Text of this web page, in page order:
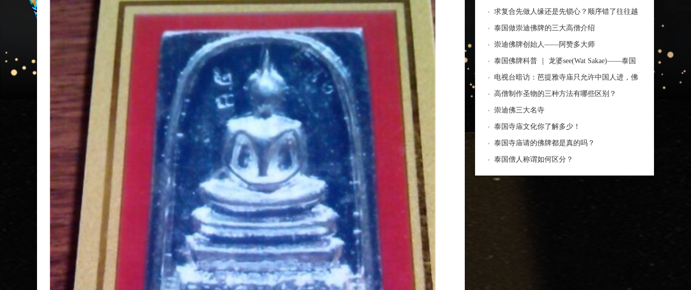
求复合先做人缘还是先锁心？顺序错了往往越
做越乱
泰国做崇迪佛牌的三大高僧介绍
崇迪佛牌创始人——阿赞多大师
泰国佛牌科普 ｜ 龙婆see(Wat Sakae)——泰国
四面神前三高僧
电视台暗访：芭提雅寺庙只允许中国人进，佛
牌高于常价100多倍！
高僧制作圣物的三种方法有哪些区别？
崇迪佛三大名寺
泰国寺庙文化你了解多少！
泰国寺庙请的佛牌都是真的吗？
泰国僧人称谓如何区分？